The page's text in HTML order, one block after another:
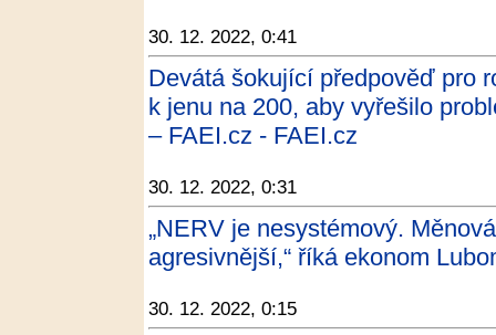
30. 12. 2022, 0:41
Devátá šokující předpověď pro
k jenu na 200, aby vyřešilo
– FAEI.cz - FAEI.cz
30. 12. 2022, 0:31
„NERV je nesystémový.
agresivnější,“ říká ekonom
30. 12. 2022, 0:15